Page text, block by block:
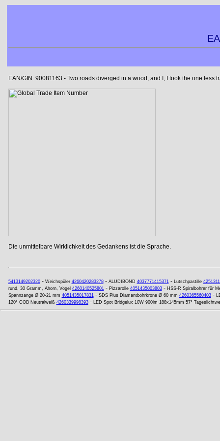
EAN/GIN: 90081163 - Two roads diverged in a wood, and I, I took the one less
Die unmittelbare Wirklichkeit des Gedankens ist die Sprache.
5413149202320- Weichspüler 4260420283278- ALUDIBOND 4037771415371- Lutschpastille
rund, 30 Gramm, Ahorn, Vogel 4260140525801- Pizzarolle 4051435003803- HSS-R Spiralbohrer für
Spannzange Ø 20-21 mm 4051435017831- SDS Plus Diamantbohrkrone Ø 60 mm 4260365560403-
120° COB Neutralweiß 4260339998393- LED Spot Bridgelux 10W 900lm 188x145mm 57°